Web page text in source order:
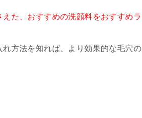
た、おすすめの洗顔料をおすすめラ
方法を知れば、より効果的な毛穴の